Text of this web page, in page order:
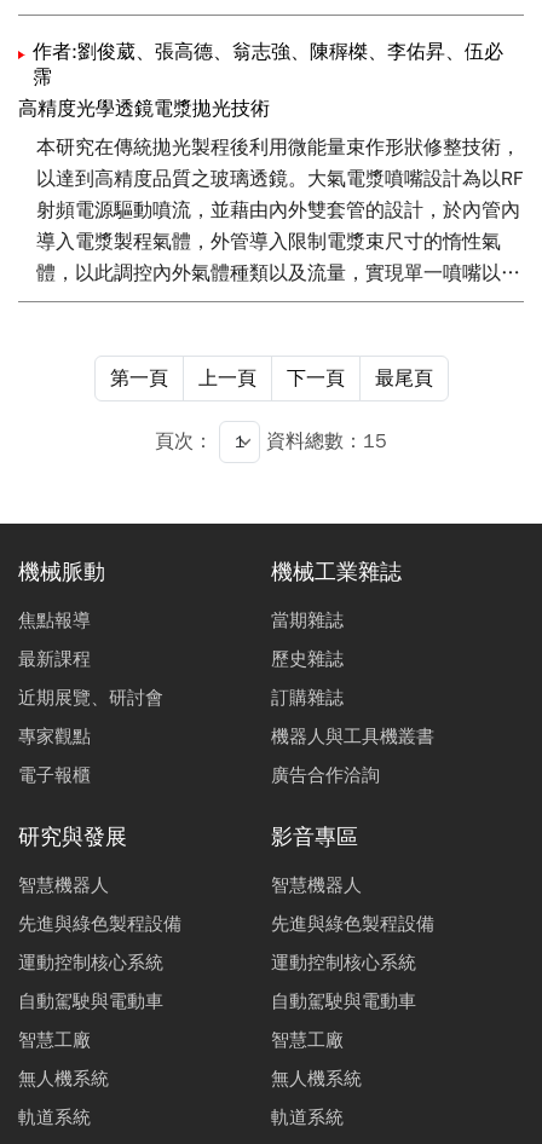
用在電動車、充電樁、太陽能、離岸風電、基地台與5G
等[1]。硬度方面，SiC僅次於鑽石與碳化硼，因此在切
割、研磨時也較為困難，並且晶圓尺寸越大越棘手，SiC
晶錠切割為晶圓的過程即唯一重要的製程技術，如何透過
快速、有效率的技術進行晶錠切割，許多公司都投入資源
進行相關的技術研發。本文將針對近年來各種主要切割技
術進行討論與分析，提供讀者在進入晶錠切割技術領域的
參考。
作者:劉俊葳、張高德、翁志強、陳稺榤、李佑昇、伍必
霈
高精度光學透鏡電漿拋光技術
本研究在傳統拋光製程後利用微能量束作形狀修整技術，
以達到高精度品質之玻璃透鏡。大氣電漿噴嘴設計為以RF
射頻電源驅動噴流，並藉由內外雙套管的設計，於內管內
導入電漿製程氣體，外管導入限制電漿束尺寸的惰性氣
體，以此調控內外氣體種類以及流量，實現單一噴嘴以氣
流侷限方式控制電漿中央區的範圍以調控能量束口徑狀
體比例以及功率等參數的變化，了解電漿反應與表面狀
態、蝕刻速率的關係，以獲得一最佳的拋光參數。 由實
驗結果得知玻璃透鏡表面之蝕刻率可控制在50 nm/min至
450 nm/min，表面粗糙度可達< 5 nm。
第一頁 上一頁 下一頁 最尾頁
頁次： 資料總數：15
機械脈動
焦點報導
最新課程
近期展覽、研討會
專家觀點
電子報櫃
機械工業雜誌
當期雜誌
歷史雜誌
訂購雜誌
機器人與工具機叢書
廣告合作洽詢
研究與發展
智慧機器人
先進與綠色製程設備
運動控制核心系統
自動駕駛與電動車
智慧工廠
無人機系統
軌道系統
影音專區
智慧機器人
先進與綠色製程設備
運動控制核心系統
自動駕駛與電動車
智慧工廠
無人機系統
軌道系統